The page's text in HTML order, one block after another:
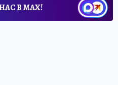
В МАХ!